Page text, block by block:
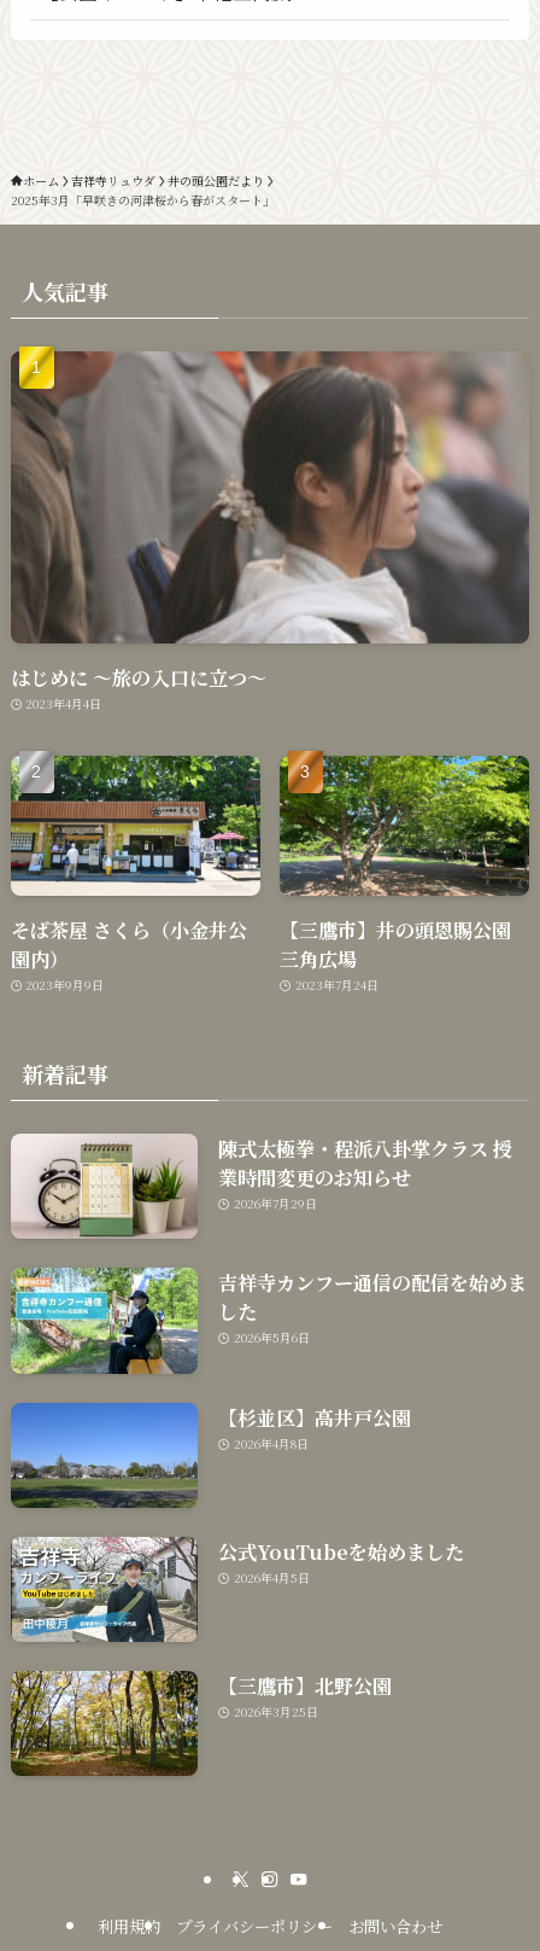
ホーム 吉祥寺リュウダ
井の頭公園だより
2025年3月「早咲きの河津桜から春がスタート」
人気記事
はじめに 〜旅の入口に立つ〜
2023年4月4日
そば茶屋 さくら（小金井公
園内）
2023年9月9日
【三鷹市】井の頭恩賜公園
三角広場
2023年7月24日
新着記事
陳式太極拳・程派八卦掌クラス 授
業時間変更のお知らせ
2026年7月29日
吉祥寺カンフー通信の配信を始めま
した
2026年5月6日
【杉並区】高井戸公園
2026年4月8日
公式YouTubeを始めました
2026年4月5日
【三鷹市】北野公園
2026年3月25日
利用規約 プライバシーポリシー お問い合わせ